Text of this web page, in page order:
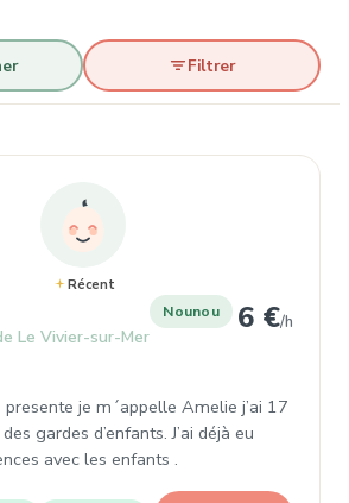
Filtrer
Récent
Le Vivier-sur-Mer
Nounou 6 €/h
presente je m´appelle Amelie j’ai 17
gardes d’enfants. J’ai déjà eu
avec les enfants .